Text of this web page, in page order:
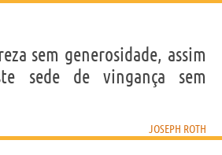
sem generosidade, assim
sede de vingança sem
JOSEPH ROTH